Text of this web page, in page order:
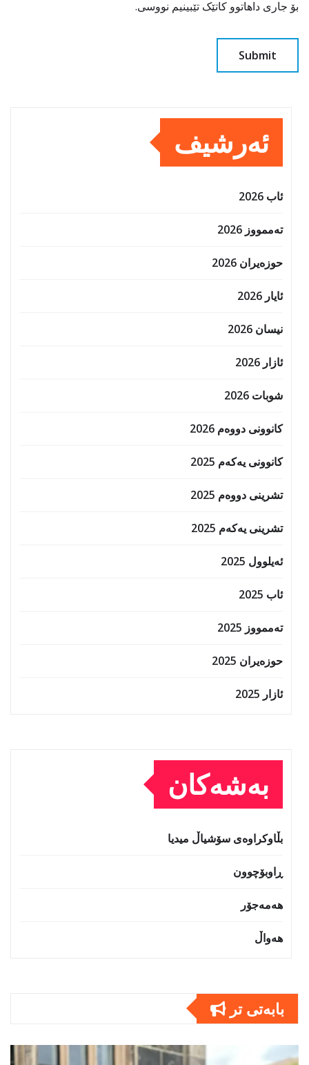
بۆ جاری داهاتوو کاتێک تێبینیم نووسی.
ئەرشیف
ئاب 2026
تەممووز 2026
حوزه‌یران 2026
ئایار 2026
نیسان 2026
ئازار 2026
شوبات 2026
کانوونی دووەم 2026
کانوونی یەکەم 2025
تشرینی دووەم 2025
تشرینی یەکەم 2025
ئەیلوول 2025
ئاب 2025
تەممووز 2025
حوزه‌یران 2025
ئازار 2025
بەشەکان
بڵاوکراوەی سۆشیاڵ میدیا
ڕاوبۆچوون
هەمەجۆر
هەواڵ
بابەتى تر